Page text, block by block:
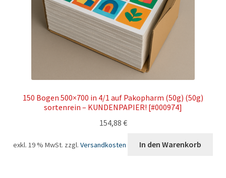
150 Bogen 500×700 in 4/1 auf Pakopharm (50g) (50g)
sortenrein – KUNDENPAPIER! [#000974]
154,88 €
exkl. 19 % MwSt. zzgl.Versandkosten In den Warenkorb